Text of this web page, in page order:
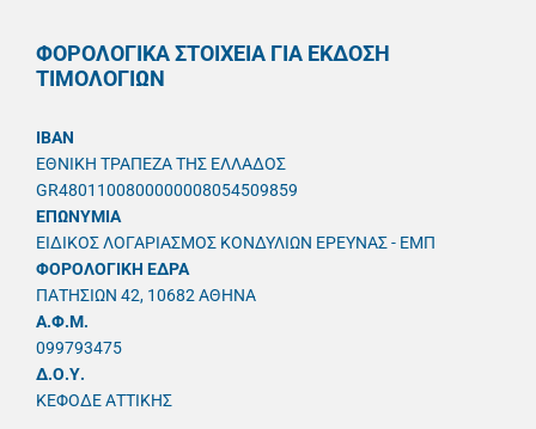
ΦΟΡΟΛΟΓΙΚΑ ΣΤΟΙΧΕΙΑ ΓΙΑ ΕΚΔΟΣΗ
ΤΙΜΟΛΟΓΙΩΝ
IBAN
ΕΘΝΙΚΗ ΤΡΑΠΕΖΑ ΤΗΣ ΕΛΛΑΔΟΣ
GR4801100800000008054509859
ΕΠΩΝΥΜΙΑ
ΕΙΔΙΚΟΣ ΛΟΓΑΡΙΑΣΜΟΣ ΚΟΝΔΥΛΙΩΝ ΕΡΕΥΝΑΣ - ΕΜΠ
ΦΟΡΟΛΟΓΙΚΗ ΕΔΡΑ
ΠΑΤΗΣΙΩΝ 42, 10682 ΑΘΗΝΑ
A.Φ.Μ.
099793475
Δ.Ο.Υ.
ΚΕΦΟΔΕ ΑΤΤΙΚΗΣ